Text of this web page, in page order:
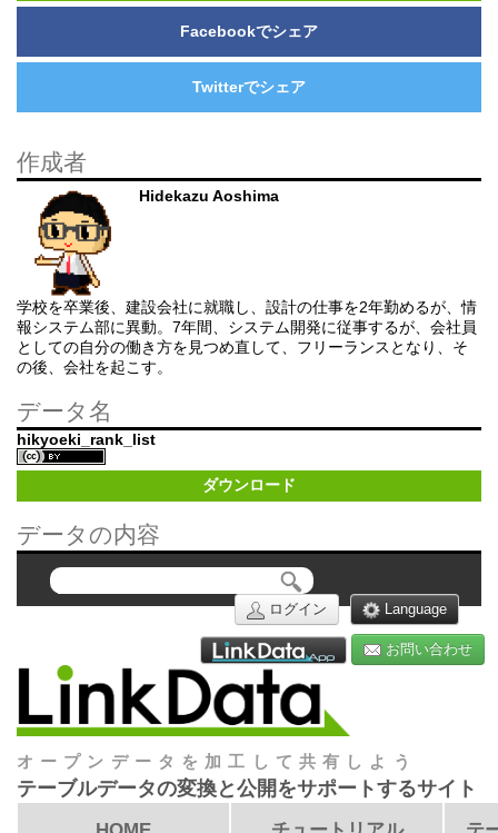
Facebookでシェア
Twitterでシェア
作成者
Hidekazu Aoshima
学校を卒業後、建設会社に就職し、設計の仕事を2年勤めるが、情
報システム部に異動。7年間、システム開発に従事するが、会社員
としての自分の働き方を見つめ直して、フリーランスとなり、そ
の後、会社を起こす。
データ名
hikyoeki_rank_list
ダウンロード
データの内容
Language
ログイン
お問い合わせ
オープンデータを加工して共有しよう
テーブルデータの変換と公開をサポートするサイト